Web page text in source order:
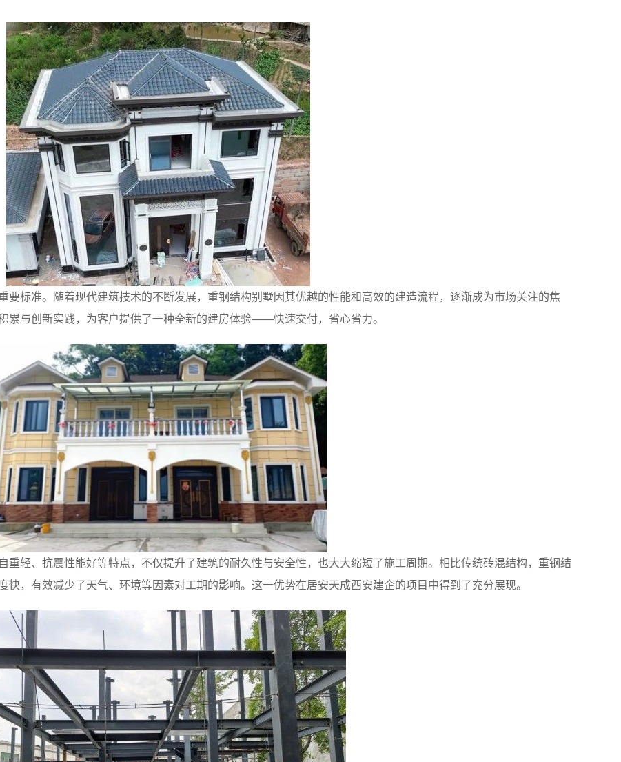
要标准。随着现代建筑技术的不断发展，重钢结构别墅因其优越的性能和高效的建造流程，逐渐成为市场关注的焦
累与创新实践，为客户提供了一种全新的建房体验——快速交付，省心省力。
重轻、抗震性能好等特点，不仅提升了建筑的耐久性与安全性，也大大缩短了施工周期。相比传统砖混结构，重钢结
，有效减少了天气、环境等因素对工期的影响。这一优势在居安天成西安建企的项目中得到了充分展现。